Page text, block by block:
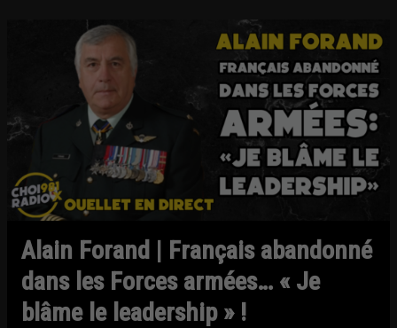
Alain Forand | Français abandonné
dans les Forces armées… « Je
blâme le leadership » !